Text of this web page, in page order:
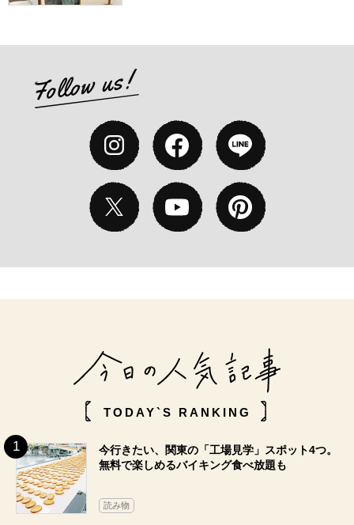
TODAY`S RANKING
今行きたい、関東の「工場見学」スポット4つ。
無料で楽しめるバイキング食べ放題も
読み物